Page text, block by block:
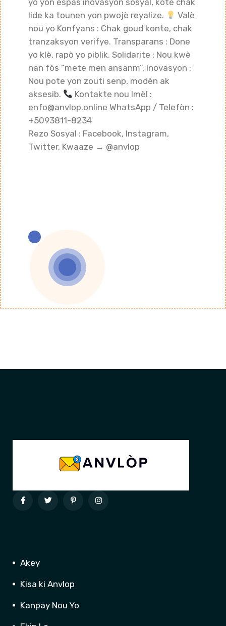
lide ka tounen yon pwojè reyalize.
Valè
nou yo Konfyans : Chak goud konte, chak
tranzaksyon verifye. Transparans : Done
yo klè, rapò yo piblik. Solidarite : Nou kwè
nan fòs “mete men ansanm”. Inovasyon :
Nou pote yon zouti senp, modèn ak
aksesib.
Kontakte nou Imèl :
enfo@anvlop.online WhatsApp / Telefòn :
+5093811-8234
Rezo Sosyal : Facebook, Instagram,
Twitter, Kwaaze → @anvlop
Akey
Kisa ki Anvlop
Kanpay Nou Yo